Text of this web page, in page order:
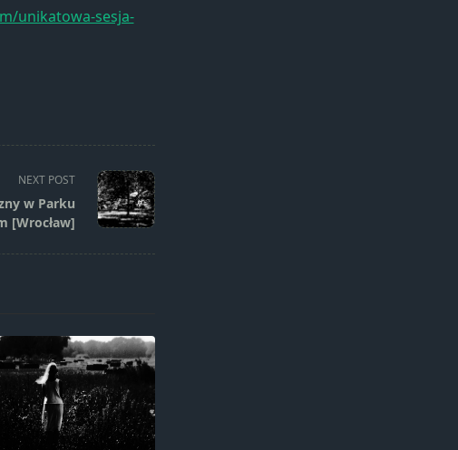
unikatowa-sesja-
NEXT POST
w Parku
[Wrocław]